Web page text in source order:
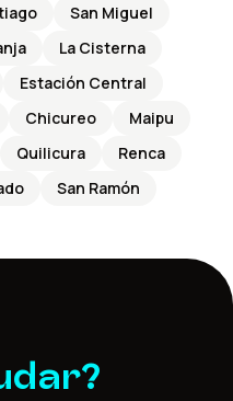
San Miguel
La Cisterna
Estación Central
Chicureo
Maipu
Quilicura
Renca
San Ramón